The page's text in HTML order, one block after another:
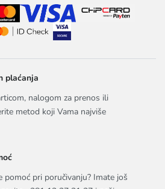
plaćanja
nalogom za prenos ili
metod koji Vama najviše
pomoć pri poručivanju? Imate još